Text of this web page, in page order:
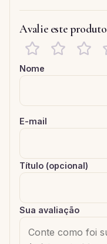
Avalie este produto
Nome
E-mail
Título (opcional)
Sua avaliação